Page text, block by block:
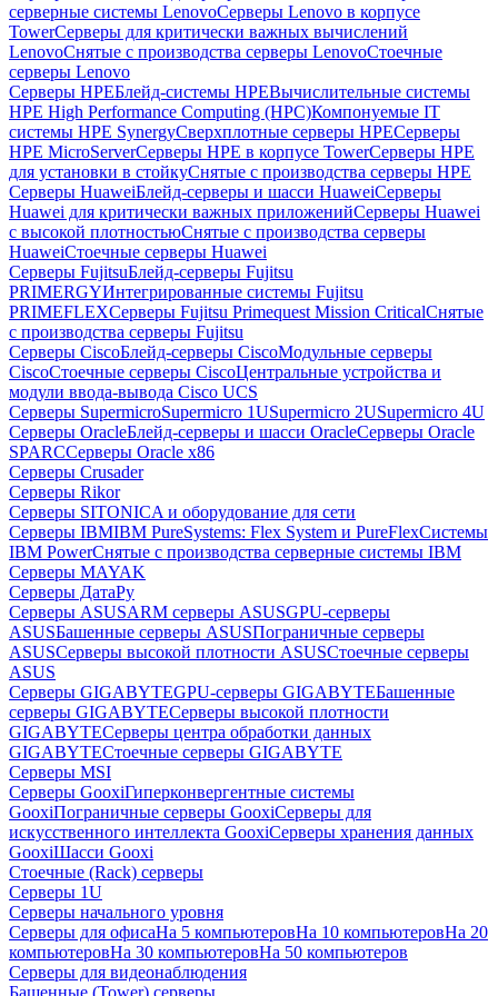
серверные системы LenovoСерверы Lenovo в корпусе
TowerСерверы для критически важных вычислений
LenovoСнятые с производства серверы LenovoСтоечные
серверы Lenovo
Серверы HPEБлейд-системы HPEВычислительные системы
HPE High Performance Computing (HPC)Компонуемые IT
системы HPE SynergyСверхплотные серверы HPEСерверы
HPE MicroServerСерверы HPE в корпусе TowerСерверы HPE
для установки в стойкуСнятые с производства серверы HPE
Серверы HuaweiБлейд-серверы и шасси HuaweiСерверы
Huawei для критически важных приложенийСерверы Huawei
с высокой плотностьюСнятые с производства серверы
HuaweiСтоечные серверы Huawei
Серверы FujitsuБлейд-серверы Fujitsu
PRIMERGYИнтегрированные системы Fujitsu
PRIMEFLEXСерверы Fujitsu Primequest Mission CriticalСнятые
с производства серверы Fujitsu
Серверы CiscoБлейд-серверы CiscoМодульные серверы
CiscoСтоечные серверы CiscoЦентральные устройства и
модули ввода-вывода Cisco UCS
Серверы SupermicroSupermicro 1USupermicro 2USupermicro 4U
Серверы OracleБлейд-серверы и шасси OracleСерверы Oracle
SPARCСерверы Oracle x86
Серверы Crusader
Серверы Rikor
Серверы SITONICA и оборудование для сети
Серверы IBMIBM PureSystems: Flex System и PureFlexСистемы
IBM PowerСнятые с производства серверные системы IBM
Серверы MAYAK
Серверы ДатаРу
Серверы ASUSARM серверы ASUSGPU-серверы
ASUSБашенные серверы ASUSПограничные серверы
ASUSСерверы высокой плотности ASUSСтоечные серверы
ASUS
Серверы GIGABYTEGPU-серверы GIGABYTEБашенные
серверы GIGABYTEСерверы высокой плотности
GIGABYTEСерверы центра обработки данных
GIGABYTEСтоечные серверы GIGABYTE
Серверы MSI
Серверы GooxiГиперконвергентные системы
GooxiПограничные серверы GooxiСерверы для
искусственного интеллекта GooxiСерверы хранения данных
GooxiШасси Gooxi
Стоечные (Rack) серверы
Серверы 1U
Серверы начального уровня
Серверы для офисаНа 5 компьютеровНа 10 компьютеровНа 20
компьютеровНа 30 компьютеровНа 50 компьютеров
Серверы для видеонаблюдения
Башенные (Tower) серверы